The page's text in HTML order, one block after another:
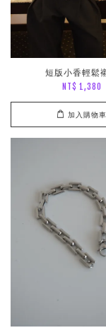
短版小香輕鬆
NT$ 1,380
加入購物車